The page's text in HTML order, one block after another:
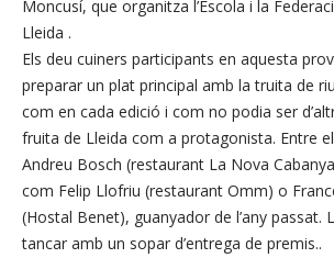
Moncusí, que organitza l’Escola i la
Lleida .
Els deu cuiners participants en aquesta
preparar un plat principal amb la truita de
com en cada edició i com no podia ser
fruita de Lleida com a protagonista. Entre
Andreu Bosch (restaurant La Nova
com Felip Llofriu (restaurant Omm) o
(Hostal Benet), guanyador de l’any passat.
tancar amb un sopar d’entrega de premis..